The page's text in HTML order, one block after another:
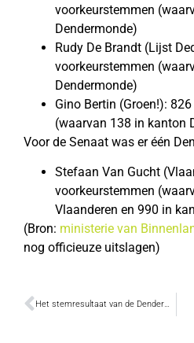
voorkeurstemmen
Dendermonde)
Rudy De Brandt (Lijst
voorkeurstemmen
Dendermonde)
Gino Bertin (Groen!):
(waarvan 138 in kanton
Voor de Senaat was er één
Stefaan Van Gucht
voorkeurstemmen
Vlaanderen en 990 in
(Bron: ministerie van
nog officieuze uitslagen)
Het stemresultaat van de Dendermondse kiezer